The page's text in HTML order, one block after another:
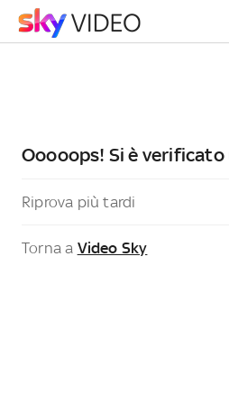
Ooooops! Si è verificato
Riprova più tardi
Torna a Video Sky